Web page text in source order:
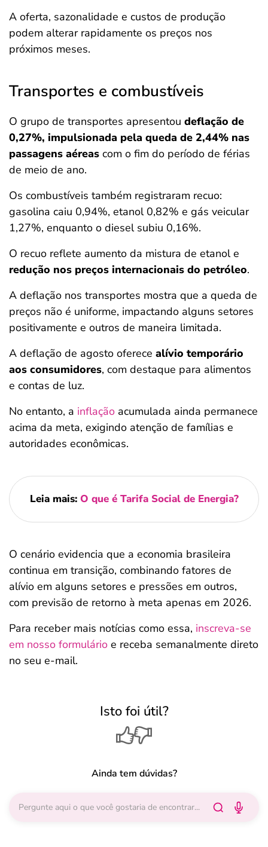
A oferta, sazonalidade e custos de produção
podem alterar rapidamente os preços nos
próximos meses.
Transportes e combustíveis
O grupo de transportes apresentou deflação de
0,27%, impulsionada pela queda de 2,44% nas
passagens aéreas com o fim do período de férias
de meio de ano.
Os combustíveis também registraram recuo:
gasolina caiu 0,94%, etanol 0,82% e gás veicular
1,27%, enquanto o diesel subiu 0,16%.
O recuo reflete aumento da mistura de etanol e
redução nos preços internacionais do petróleo.
A deflação nos transportes mostra que a queda de
preços não é uniforme, impactando alguns setores
positivamente e outros de maneira limitada.
A deflação de agosto oferece alívio temporário
aos consumidores, com destaque para alimentos
e contas de luz.
No entanto, a inflação acumulada ainda permanece
acima da meta, exigindo atenção de famílias e
autoridades econômicas.
Leia mais: O que é Tarifa Social de Energia?
O cenário evidencia que a economia brasileira
continua em transição, combinando fatores de
alívio em alguns setores e pressões em outros,
com previsão de retorno à meta apenas em 2026.
Para receber mais notícias como essa, inscreva-se
em nosso formulário e receba semanalmente direto
no seu e-mail.
Isto foi útil?
Ainda tem dúvidas?